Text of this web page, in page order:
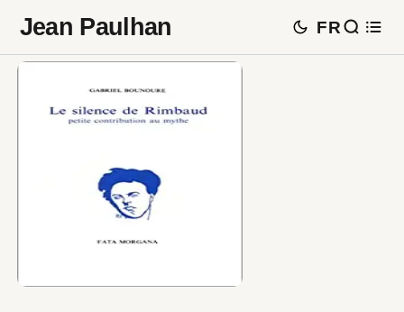
Jean Paulhan FR